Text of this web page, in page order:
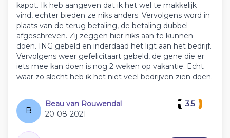
kapot. Ik heb aangeven dat ik het wel te makkelijk
vind, echter bieden ze niks anders. Vervolgens word in
plaats van de terug betaling, de betaling dubbel
afgeschreven. Zij zeggen hier niks aan te kunnen
doen. ING gebeld en inderdaad het ligt aan het bedrijf.
Vervolgens weer gefelicitaart gebeld, de gene die er
iets mee kan doen is nog 2 weken op vakantie. Echt
waar zo slecht heb ik het niet veel bedrijven zien doen.
B
Beau van Rouwendal
20-08-2021
3.5